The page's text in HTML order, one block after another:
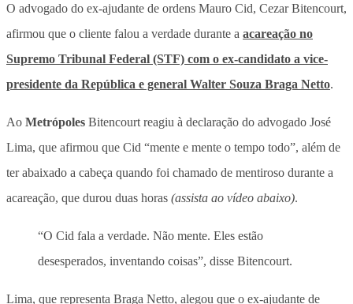
O advogado do ex-ajudante de ordens Mauro Cid, Cezar Bitencourt,
afirmou que o cliente falou a verdade durante a acareação no
Supremo Tribunal Federal (STF) com o ex-candidato a vice-
presidente da República e general Walter Souza Braga Netto.
Ao Metrópoles Bitencourt reagiu à declaração do advogado José
Lima, que afirmou que Cid “mente e mente o tempo todo”, além de
ter abaixado a cabeça quando foi chamado de mentiroso durante a
acareação, que durou duas horas (assista ao vídeo abaixo).
“O Cid fala a verdade. Não mente. Eles estão
desesperados, inventando coisas”, disse Bitencourt.
Lima, que representa Braga Netto, alegou que o ex-ajudante de